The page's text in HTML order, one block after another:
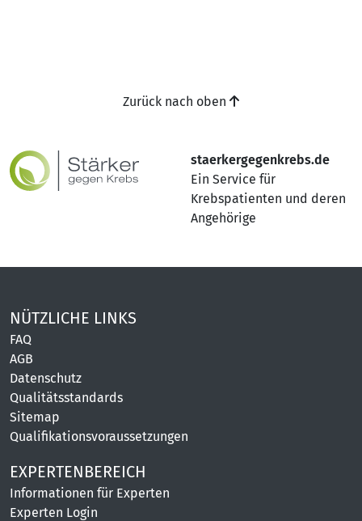
staerkergegenkrebs.de
Ein Service für
Krebspatienten und deren
Angehörige
Zurück nach oben
NÜTZLICHE LINKS
FAQ
AGB
Datenschutz
Qualitätsstandards
Sitemap
Qualifikationsvoraussetzungen
EXPERTENBEREICH
Informationen für Experten
Experten Login